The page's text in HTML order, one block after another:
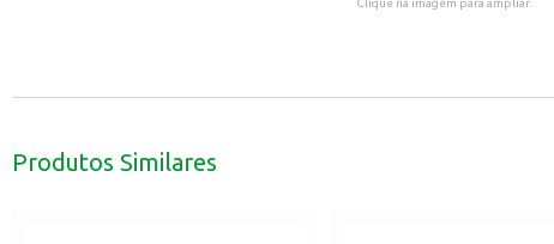
Clique na imagem para ampliar.
Produtos Similares